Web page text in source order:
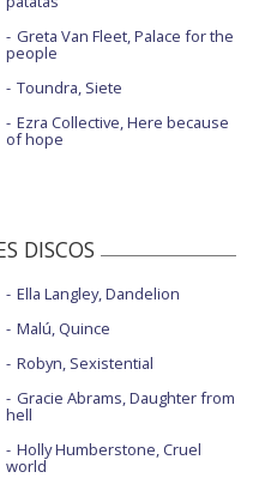
Greta Van Fleet, Palace for the
people
Toundra, Siete
Ezra Collective, Here because
of hope
DISCOS
Ella Langley, Dandelion
Malú, Quince
Robyn, Sexistential
Gracie Abrams, Daughter from
hell
Holly Humberstone, Cruel
world